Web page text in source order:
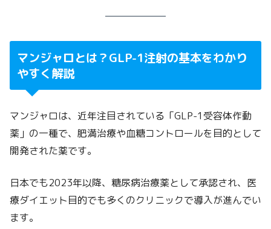
マンジャロとは？GLP-1注射の基本をわかり
やすく解説
マンジャロは、近年注目されている「GLP-1受容体作動
薬」の一種で、肥満治療や血糖コントロールを目的として
開発された薬です。
日本でも2023年以降、糖尿病治療薬として承認され、医
療ダイエット目的でも多くのクリニックで導入が進んでい
ます。